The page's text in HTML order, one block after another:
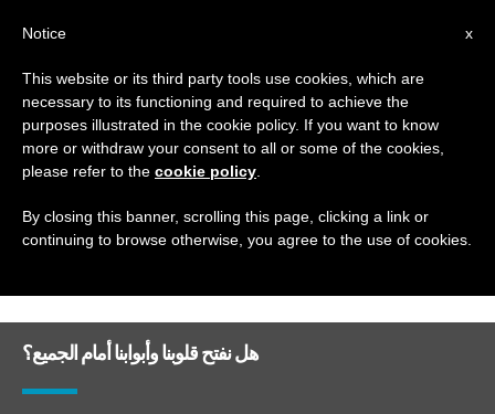
DAY
June 20th, 2014
DERNIÈRES NOUVELLES
هل نفتح قلوبنا وأبوابنا أمام الجميع؟
x
Notice
This website or its third party tools use cookies, which are
necessary to its functioning and required to achieve the
purposes illustrated in the cookie policy. If you want to know
more or withdraw your consent to all or some of the cookies,
please refer to the cookie policy
By closing this banner, scrolling this page, clicking a link or
continuing to browse otherwise, you agree to the use of cookies.